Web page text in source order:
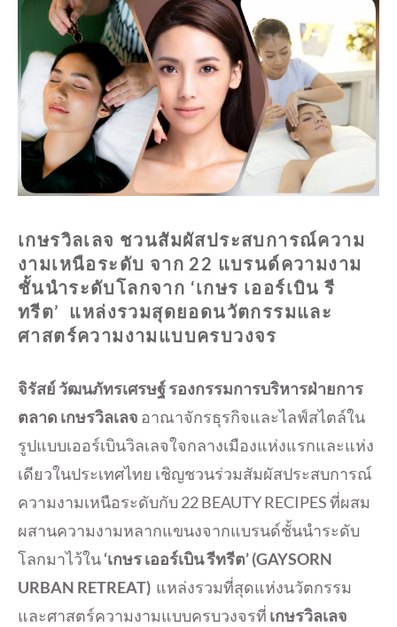
เกษรวิลเลจ ชวนสัมผัสประสบการณ์ความ
งามเหนือระดับ จาก 22 แบรนด์ความงาม
ชั้นนำระดับโลกจาก ‘เกษร เออร์เบิน รี
ทรีต’ แหล่งรวมสุดยอดนวัตกรรมและ
ศาสตร์ความงามแบบครบวงจร
จิรัสย์ วัฒนภัทรเศรษฐ์ รองกรรมการบริหารฝ่ายการ
ตลาด เกษรวิลเลจ อาณาจักรธุรกิจและไลฟ์สไตล์ใน
รูปแบบเออร์เบินวิลเลจใจกลางเมืองแห่งแรกและแห่ง
เดียวในประเทศไทย เชิญชวนร่วมสัมผัสประสบการณ์
ความงามเหนือระดับกับ 22 BEAUTY RECIPES ที่ผสม
ผสานความงามหลากแขนงจากแบรนด์ชั้นนำระดับ
โลกมาไว้ใน‘เกษร เออร์เบิน รีทรีต’(GAYSORN
URBAN RETREAT) แหล่งรวมที่สุดแห่งนวัตกรรม
และศาสตร์ความงามแบบครบวงจรที่ เกษรวิลเลจ